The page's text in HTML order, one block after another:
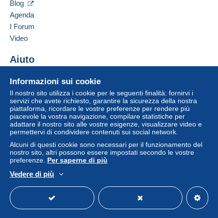
Questa zona comprende
Da 3 a 4 oggetti
4,00 €
Da 5 a 6 oggetti
5,00 €
Da 7 a 8 oggetti
A partire da 9
sulla consegna, è necessario
essere un utente registrato ed
effettuare il login.
Login
Registr
ati
Informazioni sui cookie
Il nostro sito utilizza i cookie per le seguenti finalità: fornirvi i
servizi che avete richiesto, garantire la sicurezza della nostra
piattaforma, ricordare le vostre preferenze per rendere più
piacevole la vostra navigazione, compilare statistiche per
adattare il nostro sito alle vostre esigenze, visualizzare video e
permettervi di condividere contenuti sui social network.
Alcuni di questi cookie sono necessari per il funzionamento del
nostro sito, altri possono essere impostati secondo le vostre
preferenze. Per saperne di più
Vedere di più
Blog
Agenda
I Forum
Video
Aiuto
Vendere su Delcampe
Un sito sicuro